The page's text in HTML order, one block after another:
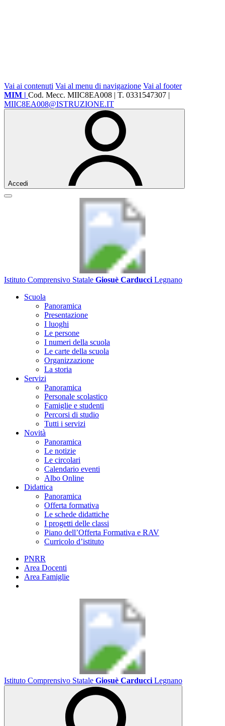
Vai ai contenuti Vai al menu di navigazione Vai al footer
MIM | Cod. Mecc. MIIC8EA008 | T. 0331547307 |
MIIC8EA008@ISTRUZIONE.IT
Accedi
Istituto Comprensivo Statale Giosuè Carducci Legnano
Scuola
Panoramica
Presentazione
I luoghi
Le persone
I numeri della scuola
Le carte della scuola
Organizzazione
La storia
Servizi
Panoramica
Personale scolastico
Famiglie e studenti
Percorsi di studio
Tutti i servizi
Novità
Panoramica
Le notizie
Le circolari
Calendario eventi
Albo Online
Didattica
Panoramica
Offerta formativa
Le schede didattiche
I progetti delle classi
Piano dell’Offerta Formativa e RAV
Curricolo d’istituto
PNRR
Area Docenti
Area Famiglie
Istituto Comprensivo Statale Giosuè Carducci Legnano